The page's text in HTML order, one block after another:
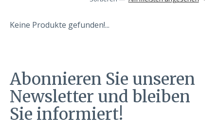
Keine Produkte gefunden!...
Abonnieren Sie unseren
Newsletter und bleiben
Sie informiert!